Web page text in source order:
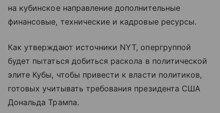
на кубинское направление дополнительные
финансовые, технические и кадровые ресурсы.
Как утверждают источники NYT, опергруппой
будет пытаться добиться раскола в политической
элите Кубы, чтобы привести к власти политиков,
готовых учитывать требования президента США
Дональда Трампа.